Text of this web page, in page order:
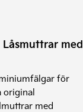
med
för
original
med